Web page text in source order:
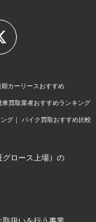
期カーリースおすすめ
車買取業者おすすめランキング
グ バイク買取おすすめ比較
グロース上場）の